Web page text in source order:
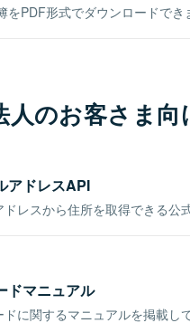
PDF形式でダウンロードでき
人のお客さま向
アドレスAPI
レスから住所を取得できる公
ドマニュアル
に関するマニュアルを掲載し